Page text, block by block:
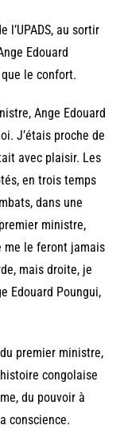
l’UPADS, au sortir
Edouard
le confort.
Ange Edouard
J’étais proche de
avec plaisir. Les
en trois temps
dans une
ministre,
me le feront jamais
mais droite, je
Edouard Poungui,
premier ministre,
congolaise
du pouvoir à
conscience.